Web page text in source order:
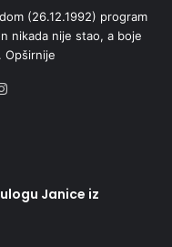
(26.12.1992) program
nikada nije stao, a boje
Opširnije
Janice iz